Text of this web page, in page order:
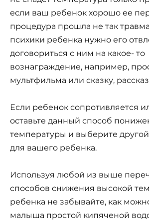
если ваш ребенок хорошо ее
процедура прошла не так
психики ребенка нужно его
договориться с ним на какое- то
вознаграждение, например,
мультфильма или сказку,
Если ребенок сопротивляется
оставьте данный способ
температуры и выберите
для вашего ребенка.
Используя любой из выше
способов снижения высокой
ребенка не забывайте, как
малыша простой кипяченой